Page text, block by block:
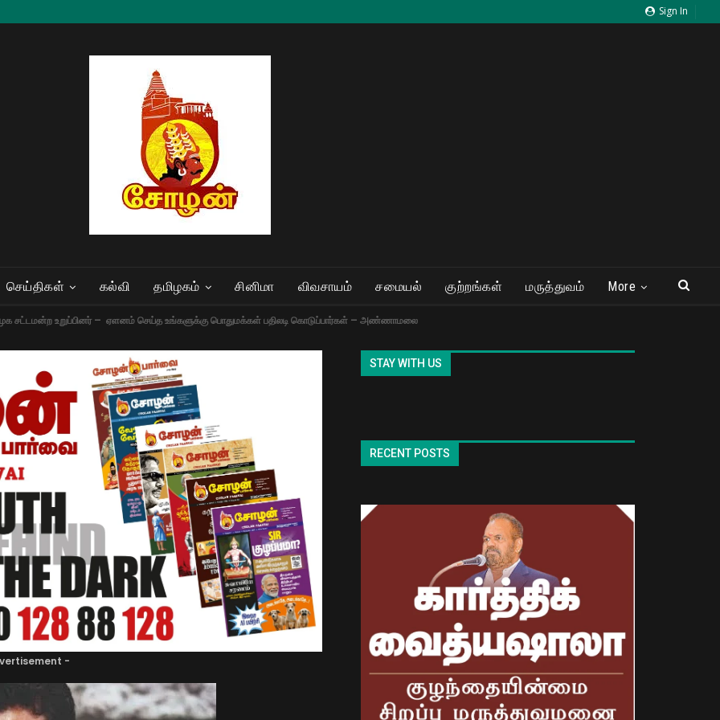
Sign In
செய்திகள் கல்வி தமிழகம் சினிமா விவசாயம் சமையல் குற்றங்கள் மருத்துவம் More
சட்டமன்ற உறுப்பினர் – ஏளனம் செய்த உங்களுக்கு பொதுமக்கள் பதிலடி கொடுப்பார்கள் – அண்ணாமலை
-
STAY WITH US
RECENT POSTS